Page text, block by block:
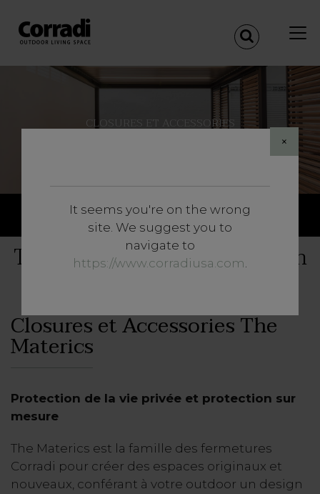
×
It seems you're on the wrong
site. We suggest you to
navigate to
https://www.corradiusa.com.
CLOSURES ET ACCESSORIES
The Materics
Share
The Materics : la pergola jardin
devient design
Closures et AccessoriesThe
Materics
Protection de la vie privée et protection sur
mesure
The Materics est la famille des fermetures
Corradi pour créer des espaces originaux et
nouveaux, conférant à votre outdoor un design